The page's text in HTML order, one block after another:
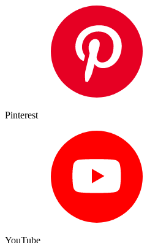
Pinterest
YouTube